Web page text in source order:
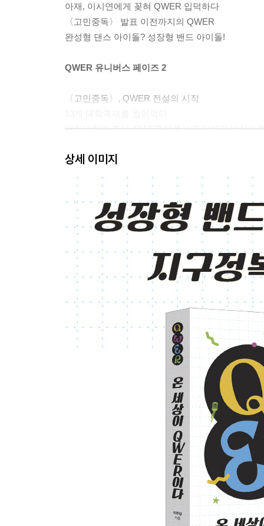
아재, 이시연에게 꽂혀 QWER 입덕하다
〈고민중독〉 발표 이전까지의 QWER
완성형 댄스 아이돌? 성장형 밴드 아이돌!
QWER 유니버스 페이즈 2
〈고민중독〉, QWER 전설의 시작
대림대학교 축제: QWER 덕통사고 당하고 벅차오
마젠타: 진정한 성장형 아이돌
히나: 만찢녀 덕통령
마젠타: 모아희와 이아희 사이
쵸단: 뿌까머리 무력 리더의 갭모에
게임과 애니, 음악을 모두 휩쓸 생태계 교란종, 그
아재 바위게의 히나 티셔츠 구매 실패 후기
〈봇치 더 록!〉 그리고 [펜타포트 락 페스티벌]
축제의 여왕으로 우뚝 서다
QWER 제2의 멤버? 빙빙과 검검, 멧챠 카와이네!
〈별의 하모니〉를 챙겨줘서 고마워!
QWER로 흠뻑 젖은 [카스쿨 페스티벌]
QWER의 신곡 〈가짜 아이돌〉, 그리고 내일은 맑
아재 바위게들이 마젠타의 팬이 된 이유
상명대에서 대학축제 시즌 2 시작!
새 앨범 발매 타임 테이블과 함께 하는 랜선 여행
QWER 팬덤 바위게, [펩시 페스타]에서 장렬히 산
〈안녕, 나의 슬픔〉으로 쇼케이스를 눈물 바다로
서울과학기술대학교 축제, 그리고 〈안녕, 나의 슬
[현대카드 다빈치 모텔] 공연 후기
〈내 이름 맑음〉으로 음악방송 3관왕에 등극하다
상세 이미지